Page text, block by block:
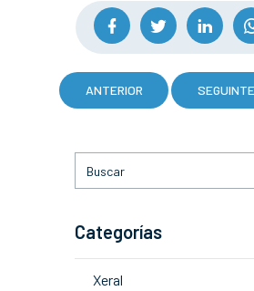
ANTERIOR SEGUINTE
Categorías
Xeral